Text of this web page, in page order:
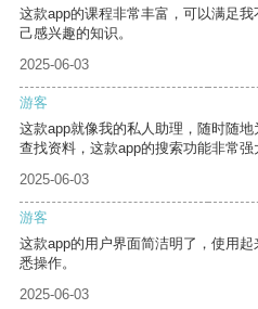
这款app的课程非常丰富，可以满足
己感兴趣的知识。
2025-06-03
游客
这款app就像我的私人助理，随时随
查找资料，这款app的搜索功能非常强
2025-06-03
游客
这款app的用户界面简洁明了，使用
悉操作。
2025-06-03